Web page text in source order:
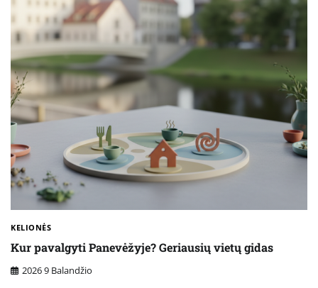
KELIONĖS
Kur pavalgyti Panevėžyje? Geriausių vietų gidas
2026 9 Balandžio